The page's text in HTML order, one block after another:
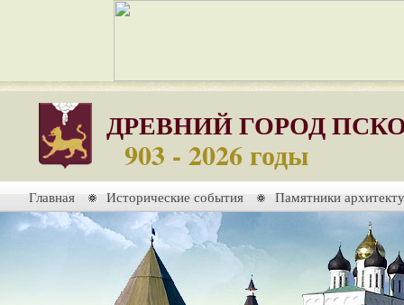
ДРЕВНИЙ ГОРОД
903 - 2026 годы
Главная Исторические события Памятники